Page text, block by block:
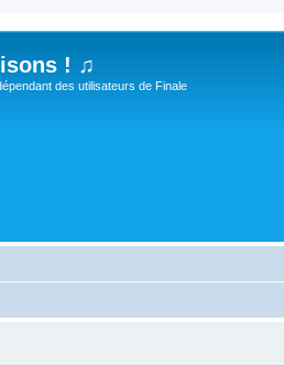
! ♫
des utilisateurs de Finale